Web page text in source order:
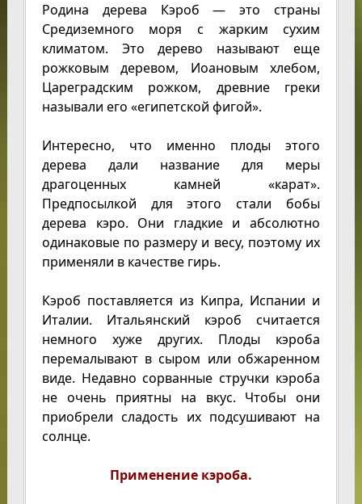
Родина дерева Кэроб — это страны
Средиземного моря с жарким сухим
климатом. Это дерево называют еще
рожковым деревом, Иоановым хлебом,
Цареградским рожком, древние греки
называли его «египетской фигой».
Интересно, что именно плоды этого
дерева дали название для меры
драгоценных камней «карат».
Предпосылкой для этого стали бобы
дерева кэро. Они гладкие и абсолютно
одинаковые по размеру и весу, поэтому их
применяли в качестве гирь.
Кэроб поставляется из Кипра, Испании и
Италии. Итальянский кэроб считается
немного хуже других. Плоды кэроба
перемалывают в сыром или обжаренном
виде. Недавно сорванные стручки кэроба
не очень приятны на вкус. Чтобы они
приобрели сладость их подсушивают на
солнце.
Применение кэроба.